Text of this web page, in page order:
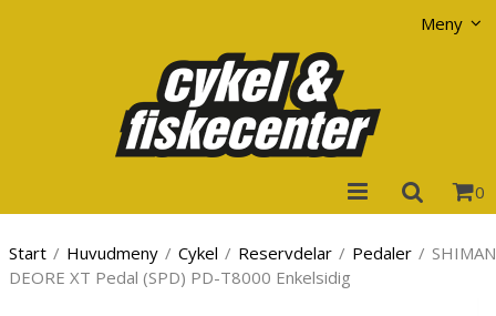
Meny
0
Start / Huvudmeny / Cykel / Reservdelar / Pedaler /
DEORE XT Pedal (SPD) PD-T8000 Enkelsidig